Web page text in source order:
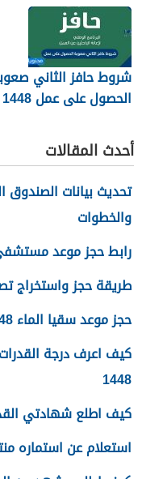
شروط حافز الثاني
الحصول على عمل 1448
أحدث المقالات
والخطوات
رابط حجز موعد مستشفى
طريقة حجز واستخراج
حجز موعد سقيا الماء 1448 بوابة المواطن
كيف اعرف درجة القدرات
1448
كيف اطلع شهادتي
استعلام عن استماره منتهيه 1448